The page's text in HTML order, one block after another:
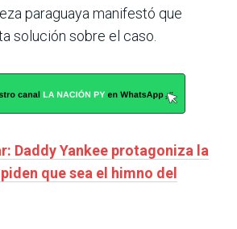
paraguaya manifestó que
solución sobre el caso.
Daddy Yankee protagoniza la
que sea el himno del